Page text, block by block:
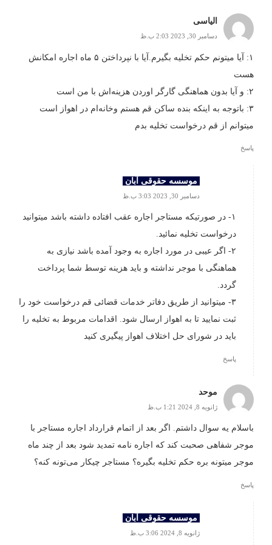
الیاسی
دسامبر 30, 2023 2:03 ب.ظ
۱: آیا میتونم حکم تخلیه بگیرم.آیا با نپرداختن ۵ ماه اجاره امکانش
هست
۲: و آیا بدون هماهنگی گارگر اوردن هزینه‌اش با من است
۳: باتوجه به اینکه بنده ساکن قم هستم وخانه‌ام در اهواز است
میتوانم از قم درخواست تخلیه بدم
پاسخ
موسسه حقوقی آبان
دسامبر 30, 2023 3:03 ب.ظ
۱- در صورتیکه مستاجر اجاره عقب افتاده داشته باشد میتوانید
درخواست تخلیه نمائید.
۲- اگر عیبی در مورد اجاره به وجود آمده باشد نیازی به
هماهنگی با موجر نداشته و باید هزینه توسط شما پرداخت
گردد.
۳- میتوانید از طریق دفاتر خدمات قضائی قم درخواست خود را
ثبت نمایید تا به اهواز ارسال شود. اقدامات مربوط به تخلیه را
باید در شورای حل اختلاف اهواز پیگیری کنید
پاسخ
موحد
ژانویه 8, 2024 1:21 ب.ظ
باسلام یه سوال داشتم. اگر بعد از اتمام قرارداد اجاره مستاجر با
موجر شفاهی صحبت کند که اجاره نامه تمدید شود بعد از چند ماه
موجر میتونه بره حکم تخلیه بگیره؟ مستاجر چیکار می‌تونه کنه؟
پاسخ
موسسه حقوقی آبان
ژانویه 8, 2024 3:06 ب.ظ